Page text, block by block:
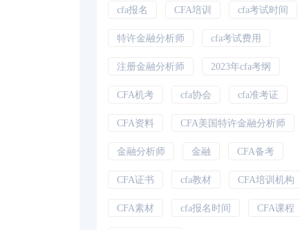
cfa报名 CFA培训 cfa考试时间
特许金融分析师 cfa考试费用
注册金融分析师 2023年cfa考纲
CFA机考 cfa协会 cfa准考证
CFA资料 CFA美国特许金融分析师
金融分析师 金融 CFA备考
CFA证书 cfa教材 CFA培训机构
CFA素材 cfa报名时间 CFA课程